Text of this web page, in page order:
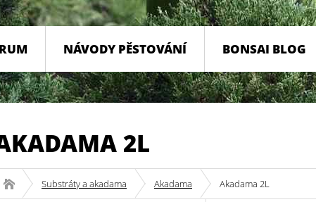
NÁVODY PĚSTOVÁNÍ BONSAI BLOG
2L
Substráty a akadama Akadama Akadama 2L